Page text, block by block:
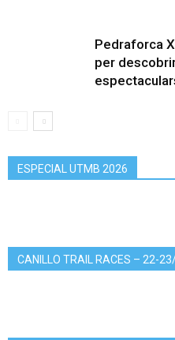
Pedraforca
per
ESPECIAL UTMB 2026
CANILLO TRAIL RACES – 22-